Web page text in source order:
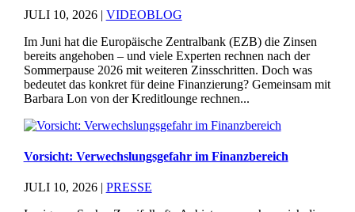
JULI 10, 2026| VIDEOBLOG
Im Juni hat die Europäische Zentralbank (EZB) die Zinsen
bereits angehoben – und viele Experten rechnen nach der
Sommerpause 2026 mit weiteren Zinsschritten. Doch was
bedeutet das konkret für deine Finanzierung? Gemeinsam mit
Barbara Lon von der Kreditlounge rechnen...
Vorsicht: Verwechslungsgefahr im Finanzbereich
JULI 10, 2026| PRESSE